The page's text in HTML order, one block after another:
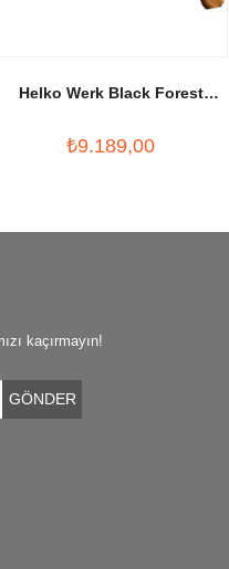
Helko Werk Black Forest
₺9.189,00
kaçırmayın!
GÖNDER